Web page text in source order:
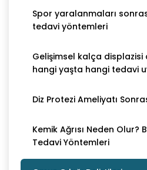
Spor yaralanmaları
tedavi yöntemleri
Gelişimsel kalça
hangi yaşta hangi tedavi
Diz Protezi Ameliyatı
Kemik Ağrısı Neden Olur?
Tedavi Yöntemleri